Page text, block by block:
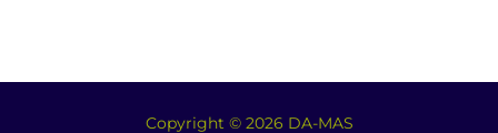
Copyright © 2026 DA-MAS